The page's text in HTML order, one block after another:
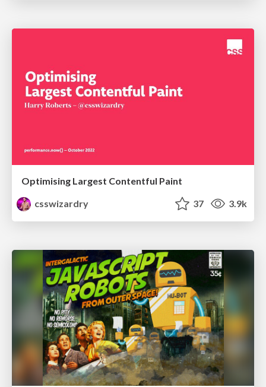
Optimising Largest Contentful Paint
csswizardry
37 3.9k